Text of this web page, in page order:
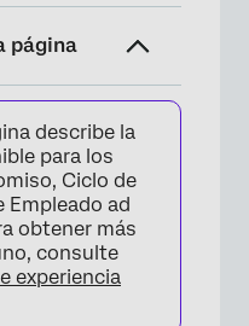
página
de interacción
describe la
para los
Ciclo de
Empleado ad
obtener más
consulte
experiencia